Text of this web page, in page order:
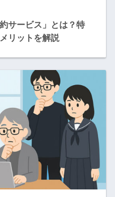
サービス」とは？特
リットを解説